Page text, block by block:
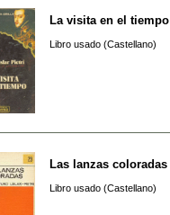
La visita en el tiempo
Libro usado (Castellano)
Las lanzas coloradas
Libro usado (Castellano)